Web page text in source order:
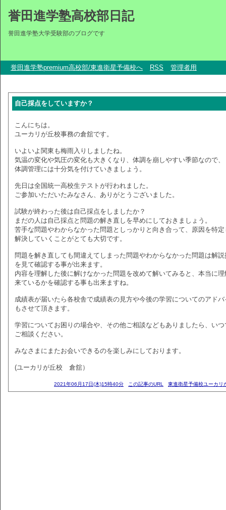
誉田進学塾高校部日記
誉田進学塾大学受験部のブログです
誉田進学塾premium高校部/東進衛星予備校へ RSS 管理者用
自己採点をしていますか？
こんにちは。
ユーカリが丘校事務の倉舘です。
いよいよ関東も梅雨入りしましたね。
気温の変化や気圧の変化も大きくなり、体調を崩しやすい季節なので、
体調管理には十分気を付けていきましょう。
先日は全国統一高校生テストが行われました。
ご参加いただいたみなさん、ありがとうございました。
試験が終わった後は自己採点をしましたか？
まだの人は自己採点と問題の解き直しを早めにしておきましょう。
苦手な問題やわからなかった問題としっかりと向き合って、原因を特定
解決していくことがとても大切です。
問題を解き直しても間違えてしまった問題やわからなかった問題は解説
を見て確認する事が出来ます。
内容を理解した後に解けなかった問題を改めて解いてみると、本当に理
来ているかを確認する事も出来ますね。
成績表が届いたら各校舎で成績表の見方や今後の学習についてのアドバ
もさせて頂きます。
学習についてお困りの場合や、その他ご相談などもありましたら、いつ
ご相談ください。
みなさまにまたお会いできるのを楽しみにしております。
(ユーカリが丘校 倉舘）
2021年06月17日(木)15時40分 この記事のURL 東進衛星予備校ユーカリ